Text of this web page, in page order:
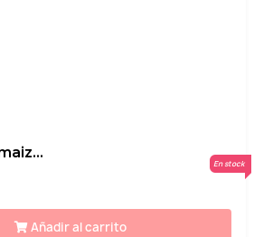
En stock
Añadir al carrito